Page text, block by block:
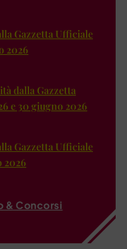
Gazzetta Ufficiale
2026
dalla Gazzetta
e 30 giugno 2026
Gazzetta Ufficiale
2026
& Concorsi